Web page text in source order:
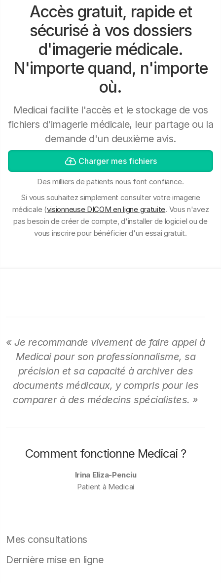
Accès gratuit, rapide et
sécurisé à vos dossiers
d'imagerie médicale.
N'importe quand, n'importe
où.
Medicai facilite l'accès et le stockage de vos
fichiers d'imagerie médicale, leur partage ou la
demande d'un deuxième avis.
Charger mes fichiers
Des milliers de patients nous font confiance.
Si vous souhaitez simplement consulter votre imagerie
médicale (visionneuse DICOM en ligne gratuite. Vous n'avez
pas besoin de créer de compte, d'installer de logiciel ou de
vous inscrire pour bénéficier d'un essai gratuit.
« Je recommande vivement de faire appel à
Medicai pour son professionnalisme, sa
précision et sa capacité à archiver des
documents médicaux, y compris pour les
comparer à des médecins spécialistes. »
Irina Eliza-Penciu
Patient à Medicai
Comment fonctionne Medicai ?
Mes consultations
Dernière mise en ligne